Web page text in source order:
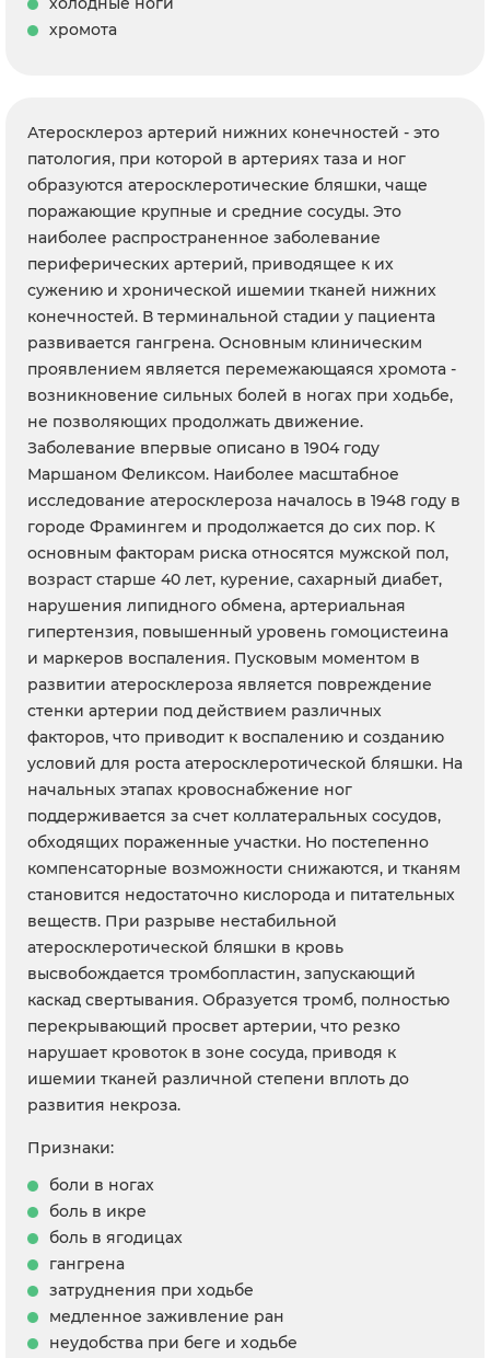
хромота
Атеросклероз артерий нижних конечностей - это
патология, при которой в артериях таза и ног
образуются атеросклеротические бляшки, чаще
поражающие крупные и средние сосуды. Это
наиболее распространенное заболевание
периферических артерий, приводящее к их
сужению и хронической ишемии тканей нижних
конечностей. В терминальной стадии у пациента
развивается гангрена. Основным клиническим
проявлением является перемежающаяся хромота -
возникновение сильных болей в ногах при ходьбе,
не позволяющих продолжать движение.
Заболевание впервые описано в 1904 году
Маршаном Феликсом. Наиболее масштабное
исследование атеросклероза началось в 1948 году в
городе Фрамингем и продолжается до сих пор. К
основным факторам риска относятся мужской пол,
возраст старше 40 лет, курение, сахарный диабет,
нарушения липидного обмена, артериальная
гипертензия, повышенный уровень гомоцистеина
и маркеров воспаления. Пусковым моментом в
развитии атеросклероза является повреждение
стенки артерии под действием различных
факторов, что приводит к воспалению и созданию
условий для роста атеросклеротической бляшки. На
начальных этапах кровоснабжение ног
поддерживается за счет коллатеральных сосудов,
обходящих пораженные участки. Но постепенно
компенсаторные возможности снижаются, и тканям
становится недостаточно кислорода и питательных
веществ. При разрыве нестабильной
атеросклеротической бляшки в кровь
высвобождается тромбопластин, запускающий
каскад свертывания. Образуется тромб, полностью
перекрывающий просвет артерии, что резко
нарушает кровоток в зоне сосуда, приводя к
ишемии тканей различной степени вплоть до
развития некроза.
Признаки:
боли в ногах
боль в икре
боль в ягодицах
гангрена
затруднения при ходьбе
медленное заживление ран
неудобства при беге и ходьбе